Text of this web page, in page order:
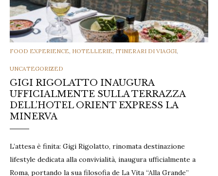
CATEGORIES
FOOD EXPERIENCE, HOTELLERIE, ITINERARI DI VIAGGI,
UNCATEGORIZED
GIGI RIGOLATTO INAUGURA
UFFICIALMENTE SULLA TERRAZZA
DELL’HOTEL ORIENT EXPRESS LA
MINERVA
L’attesa è finita: Gigi Rigolatto, rinomata destinazione
lifestyle dedicata alla convivialità, inaugura ufficialmente a
Roma, portando la sua filosofia de La Vita “Alla Grande”